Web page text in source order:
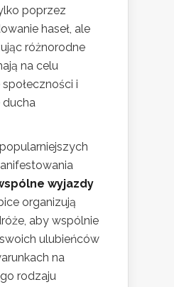
poprzez
haseł, ale
różnorodne
na celu
i
ducha
wyjazdy
organizują
aby wspólnie
ulubieńców
na
rodzaju